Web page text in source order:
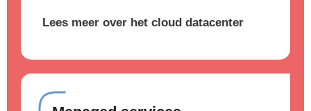
Lees meer over het cloud datacenter